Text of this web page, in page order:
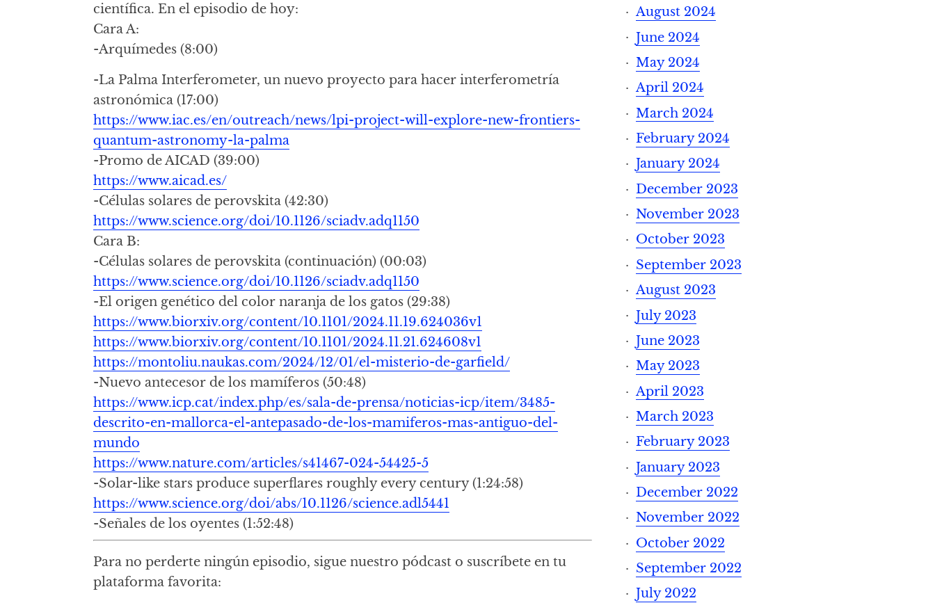
científica. En el episodio de hoy:
Cara A:
-Arquímedes (8:00)
-La Palma Interferometer, un nuevo proyecto para hacer interferometría
astronómica (17:00)
https://www.iac.es/en/outreach/news/lpi-project-will-explore-new-frontiers-
quantum-astronomy-la-palma
-Promo de AICAD (39:00)
https://www.aicad.es/
-Células solares de perovskita (42:30)
https://www.science.org/doi/10.1126/sciadv.adq1150
Cara B:
-Células solares de perovskita (continuación) (00:03)
https://www.science.org/doi/10.1126/sciadv.adq1150
-El origen genético del color naranja de los gatos (29:38)
https://www.biorxiv.org/content/10.1101/2024.11.19.624036v1
https://www.biorxiv.org/content/10.1101/2024.11.21.624608v1
https://montoliu.naukas.com/2024/12/01/el-misterio-de-garfield/
-Nuevo antecesor de los mamíferos (50:48)
https://www.icp.cat/index.php/es/sala-de-prensa/noticias-icp/item/3485-
descrito-en-mallorca-el-antepasado-de-los-mamiferos-mas-antiguo-del-
mundo
https://www.nature.com/articles/s41467-024-54425-5
-Solar-like stars produce superflares roughly every century (1:24:58)
https://www.science.org/doi/abs/10.1126/science.adl5441
-Señales de los oyentes (1:52:48)
Para no perderte ningún episodio, sigue nuestro pódcast o suscríbete en tu
plataforma favorita:
August 2024
June 2024
May 2024
April 2024
March 2024
February 2024
January 2024
December 2023
November 2023
October 2023
September 2023
August 2023
July 2023
June 2023
May 2023
April 2023
March 2023
February 2023
January 2023
December 2022
November 2022
October 2022
September 2022
July 2022